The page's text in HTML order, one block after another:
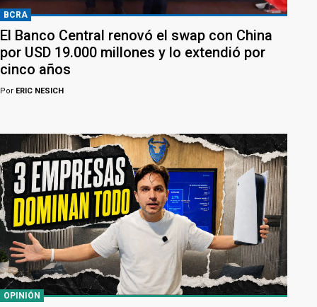
BCRA
El Banco Central renovó el swap con China
por USD 19.000 millones y lo extendió por
cinco años
Por ERIC NESICH
OPINIÓN